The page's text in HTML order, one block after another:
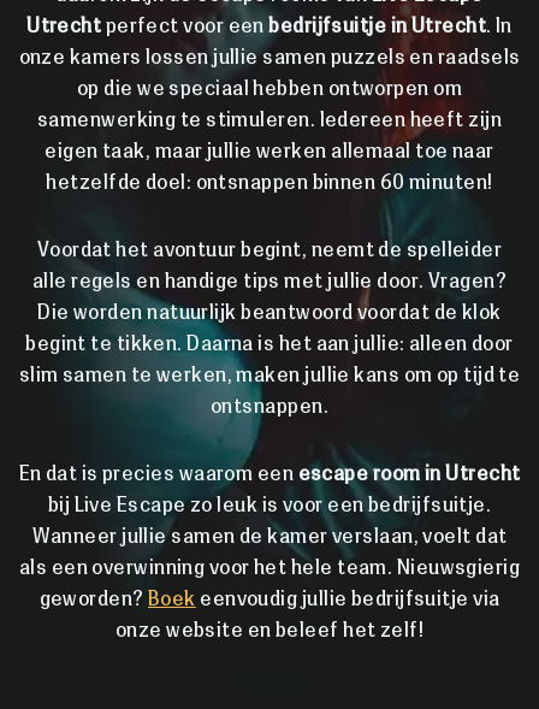
Utrecht perfect voor eenbedrijfsuitje in Utrecht. In
onze kamers lossen jullie samen puzzels en raadsels
op die we speciaal hebben ontworpen om
samenwerking te stimuleren. Iedereen heeft zijn
eigen taak, maar jullie werken allemaal toe naar
hetzelfde doel: ontsnappen binnen 60 minuten!
Voordat het avontuur begint, neemt de spelleider
alle regels en handige tips met jullie door. Vragen?
Die worden natuurlijk beantwoord voordat de klok
begint te tikken. Daarna is het aan jullie: alleen door
slim samen te werken, maken jullie kans om op tijd te
ontsnappen.
En dat is precies waarom een escape room in Utrecht
bij Live Escape zo leuk is voor een bedrijfsuitje.
Wanneer jullie samen de kamer verslaan, voelt dat
als een overwinning voor het hele team. Nieuwsgierig
geworden? Boek eenvoudig jullie bedrijfsuitje via
onze website en beleef het zelf!